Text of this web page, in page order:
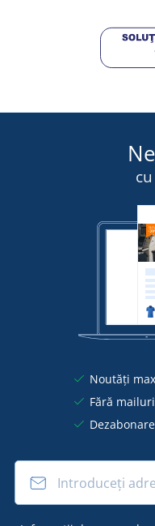
Noutăți
Fără